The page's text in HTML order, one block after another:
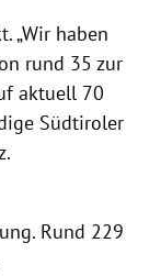
„Wir haben
rund 35 zur
aktuell 70
Südtiroler
Rund 229